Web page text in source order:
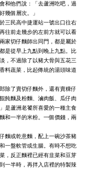
和他們說：「去蘆洲吃吧，過
幾個層次。」
三民高中捷運站一號出口往右
往前走幾步的左前方就可以看
家切仔麵師出同門，都是屬於
是從早上九點到晚上九點。比
，不過除了以豬大骨與五花三
料蔬菜，比起傳統的湯頭味道
除了賣切仔麵外，還有賣粿仔
飩麵及粉麵、滷肉飯、瓜仔肉
是蘆洲老饕所喜愛的一種主食
和一半的米粉。一個價錢，兩
麵或乾意麵，配上一碗沙茶豬
一盤軟管或生腸。有時不想吃
，反正麵裡已經有韭菜和豆芽
一半時，再拌入店裡的特製辣